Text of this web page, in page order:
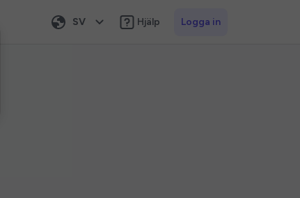
SV Hjälp Logga in